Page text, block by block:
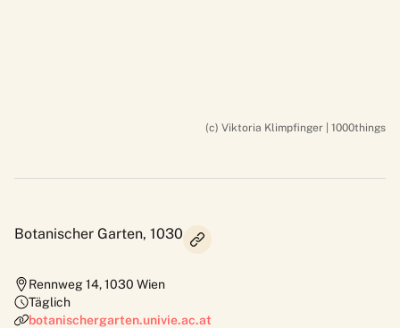
(c) Viktoria Klimpfinger | 1000things
Botanischer Garten, 1030
Rennweg 14,1030 Wien
Täglich
botanischergarten.univie.ac.at